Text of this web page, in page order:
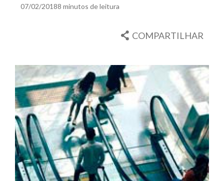
07/02/20188 minutos de leitura
COMPARTILHAR